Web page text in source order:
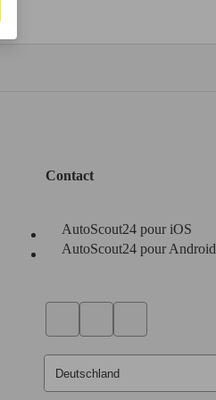
Contact
AutoScout24 pour iOS
AutoScout24 pour Android